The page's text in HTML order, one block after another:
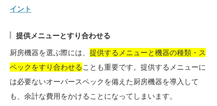
イント
提供メニューとすり合わせる
厨房機器を選ぶ際には、 提供するメニューと機器の種類・ス
ペックをすり合わせる ことも重要です。提供するメニューに
は必要ないオーバースペックを備えた厨房機器を導入して
も、余計な費用をかけることになってしまいます。